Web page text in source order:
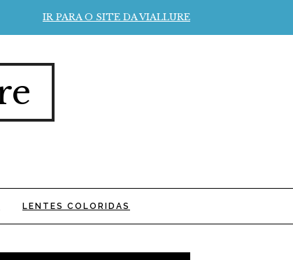
IR PARA O SITE DA VIALLURE
LENTES COLORIDAS